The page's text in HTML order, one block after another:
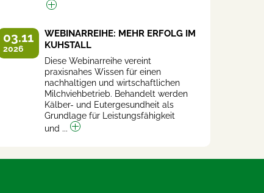
03.11
2026
WEBINARREIHE: MEHR ERFOLG IM
KUHSTALL
Diese Webinarreihe vereint
praxisnahes Wissen für einen
nachhaltigen und wirtschaftlichen
Milchviehbetrieb. Behandelt werden
Kälber- und Eutergesundheit als
Grundlage für Leistungsfähigkeit
und ...